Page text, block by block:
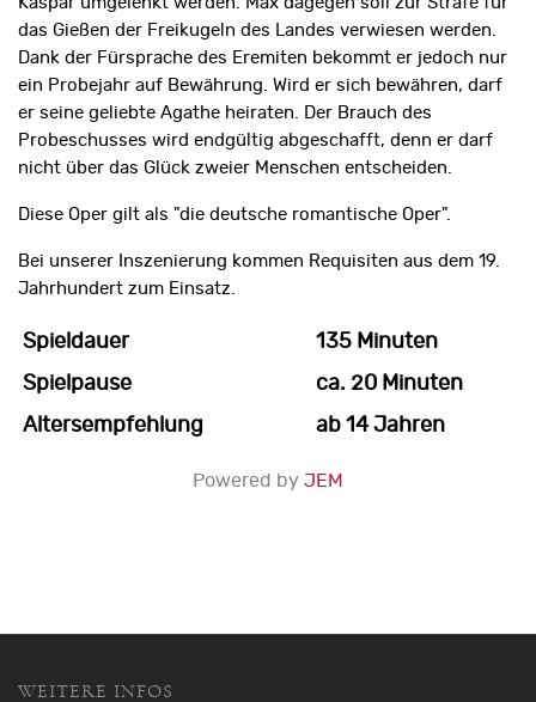
das Gießen der Freikugeln des Landes verwiesen werden.
Dank der Fürsprache des Eremiten bekommt er jedoch nur
ein Probejahr auf Bewährung. Wird er sich bewähren, darf
er seine geliebte Agathe heiraten. Der Brauch des
Probeschusses wird endgültig abgeschafft, denn er darf
nicht über das Glück zweier Menschen entscheiden.
Diese Oper gilt als "die deutsche romantische Oper".
Bei unserer Inszenierung kommen Requisiten aus dem 19.
Jahrhundert zum Einsatz.
Spieldauer
135 Minuten
Spielpause
ca. 20 Minuten
Altersempfehlung
ab 14 Jahren
Powered by JEM
WEITERE INFOS